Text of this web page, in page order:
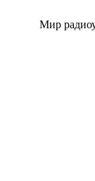
Мир